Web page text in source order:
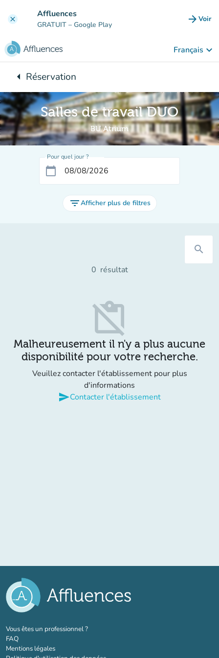
clear Affluences
GRATUIT – Google Play arrow_forward Voir
Français keyboard_arrow_down
arrow_leftRetour à :
Réservation
Salles de travail DUO
BU Atrium
Pour quel jour ?
calendar_today
filter_listAfficher plus de filtres
search
0 résultat
content_paste_off
Malheureusement il n'y a plus aucune
disponibilité pour votre recherche.
Veuillez contacter l'établissement pour plus
d'informations
sendContacter l'établissement
Vous êtes un professionnel ?(nouvel onglet)
FAQ
Mentions légales